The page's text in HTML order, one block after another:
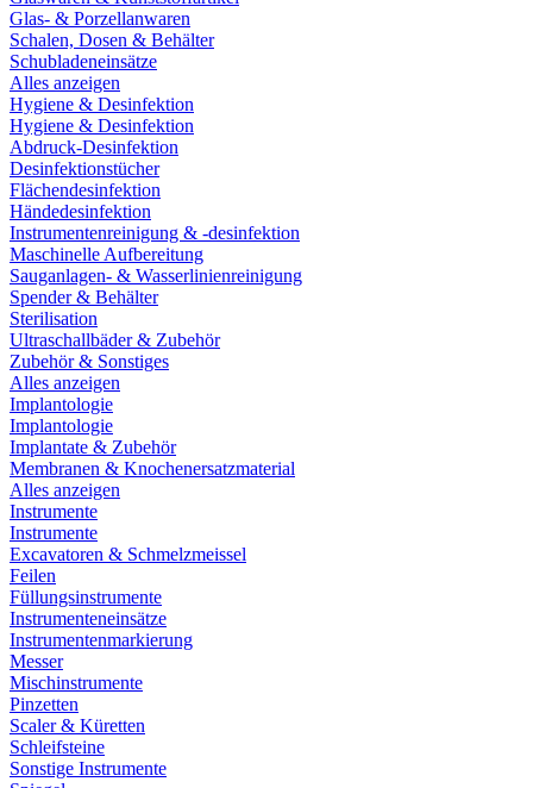
Glas- & Porzellanwaren
Schalen, Dosen & Behälter
Schubladeneinsätze
Alles anzeigen
Hygiene & Desinfektion
Hygiene & Desinfektion
Abdruck-Desinfektion
Desinfektionstücher
Flächendesinfektion
Händedesinfektion
Instrumentenreinigung & -desinfektion
Maschinelle Aufbereitung
Sauganlagen- & Wasserlinienreinigung
Spender & Behälter
Sterilisation
Ultraschallbäder & Zubehör
Zubehör & Sonstiges
Alles anzeigen
Implantologie
Implantologie
Implantate & Zubehör
Membranen & Knochenersatzmaterial
Alles anzeigen
Instrumente
Instrumente
Excavatoren & Schmelzmeissel
Feilen
Füllungsinstrumente
Instrumenteneinsätze
Instrumentenmarkierung
Messer
Mischinstrumente
Pinzetten
Scaler & Küretten
Schleifsteine
Sonstige Instrumente